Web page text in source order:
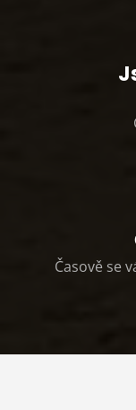
Časově se